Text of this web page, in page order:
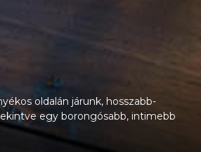
oldalán járunk, hosszabb-
egy borongósabb, intimebb